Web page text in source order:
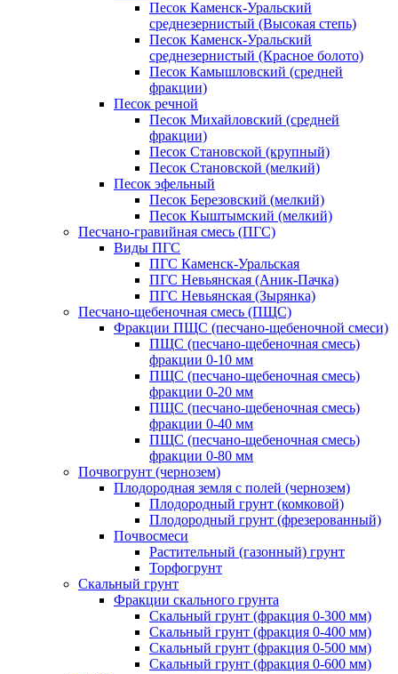
Песок Каменск-Уральский
среднезернистый (Высокая степь)
Песок Каменск-Уральский
среднезернистый (Красное болото)
Песок Камышловский (средней
фракции)
Песок речной
Песок Михайловский (средней
фракции)
Песок Становской (крупный)
Песок Становской (мелкий)
Песок эфельный
Песок Березовский (мелкий)
Песок Кыштымский (мелкий)
Песчано-гравийная смесь (ПГС)
Виды ПГС
ПГС Каменск-Уральская
ПГС Невьянская (Аник-Пачка)
ПГС Невьянская (Зырянка)
Песчано-щебеночная смесь (ПЩС)
Фракции ПЩС (песчано-щебеночной смеси)
ПЩС (песчано-щебеночная смесь)
фракции 0-10 мм
ПЩС (песчано-щебеночная смесь)
фракции 0-20 мм
ПЩС (песчано-щебеночная смесь)
фракции 0-40 мм
ПЩС (песчано-щебеночная смесь)
фракции 0-80 мм
Почвогрунт (чернозем)
Плодородная земля с полей (чернозем)
Плодородный грунт (комковой)
Плодородный грунт (фрезерованный)
Почвосмеси
Растительный (газонный) грунт
Торфогрунт
Скальный грунт
Фракции скального грунта
Скальный грунт (фракция 0-300 мм)
Скальный грунт (фракция 0-400 мм)
Скальный грунт (фракция 0-500 мм)
Скальный грунт (фракция 0-600 мм)